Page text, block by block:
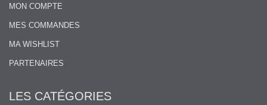
MON COMPTE
MES COMMANDES
MA WISHLIST
PARTENAIRES
LES CATÉGORIES